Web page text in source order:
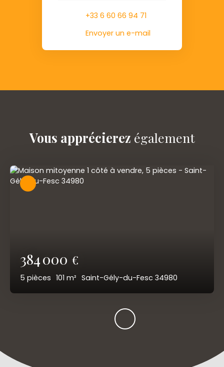
+33 6 60 66 94 71
Envoyer un e-mail
Vous apprécierez également
384 000 €
5 pièces 101 m² Saint-Gély-du-Fesc 34980